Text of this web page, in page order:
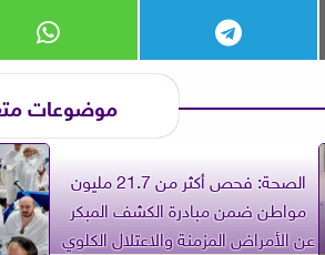
موضوعات
الصحة: فحص أكثر من 21.7 مليون
مواطن ضمن مبادرة الكشف المبكر
عن الأمراض المزمنة والاعتلال الكلوي